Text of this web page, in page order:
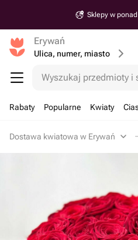
Sklepy w
Erywań
Ulica, numer, miasto
Wyszukaj przedmioty i
Rabaty Popularne Kwiaty
Dostawa kwiatowa w Erywań